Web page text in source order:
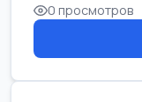
0 просмотров